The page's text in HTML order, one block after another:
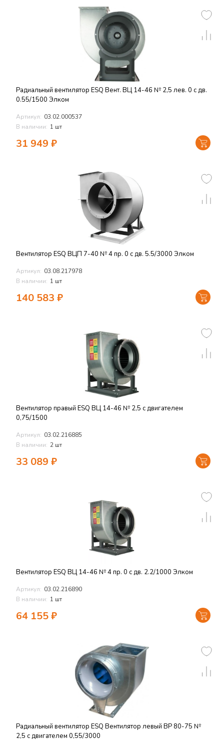
Радиальный вентилятор ESQ Вент. ВЦ 14-46 № 2,5 лев. 0 с дв.
0.55/1500 Элком
Артикул: 03.02.000537
В наличии: 1 шт
31 949 ₽
Вентилятор ESQ ВЦП 7-40 № 4 пр. 0 с дв. 5.5/3000 Элком
Артикул: 03.08.217978
В наличии: 1 шт
140 583 ₽
Вентилятор правый ESQ ВЦ 14-46 № 2,5 с двигателем
0,75/1500
Артикул: 03.02.216885
В наличии: 2 шт
33 089 ₽
Вентилятор ESQ ВЦ 14-46 № 4 пр. 0 с дв. 2.2/1000 Элком
Артикул: 03.02.216890
В наличии: 1 шт
64 155₽
Радиальный вентилятор ESQ Вентилятор левый ВР 80-75 №
2,5 с двигателем 0,55/3000